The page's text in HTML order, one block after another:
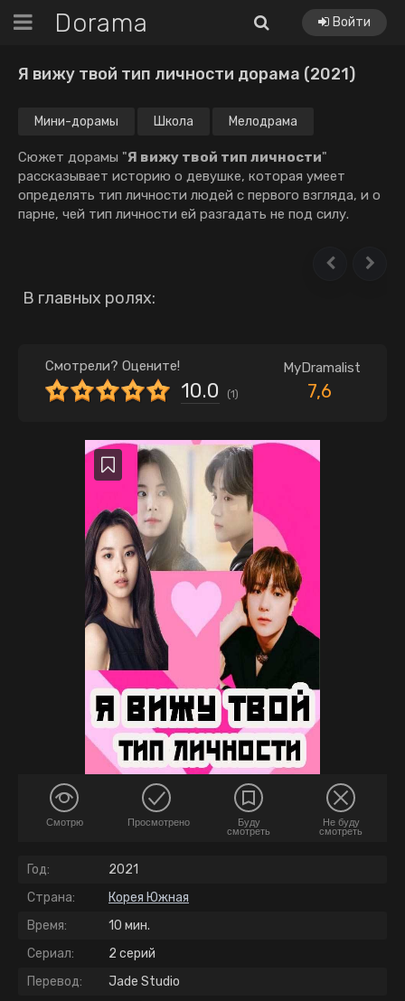
Dorama Войти
Я вижу твой тип личности дорама (2021)
Мини-дорамы Школа Мелодрама
Сюжет дорамы "Я вижу твой тип личности"
рассказывает историю о девушке, которая умеет
определять тип личности людей с первого взгляда, и о
парне, чей тип личности ей разгадать не под силу.
В главных ролях:
Смотрели? Оцените!
10.0 (1)
MyDramalist
7,6
Смотрю Просмотрено
Буду
смотреть
Не буду
смотреть
Год:
2021
Страна:
Корея Южная
Время:
10 мин.
Сериал:
2 серий
Перевод:
Jade Studio